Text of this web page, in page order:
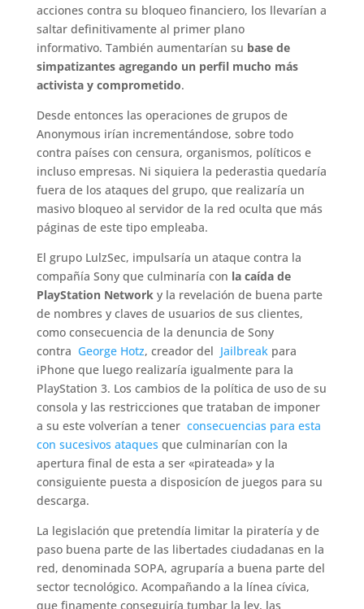
acciones contra su bloqueo financiero, los llevarían a
saltar definitivamente al primer plano
informativo. También aumentarían su base de
simpatizantes agregando un perfil mucho más
activista y comprometido.
Desde entonces las operaciones de grupos de
Anonymous irían incrementándose, sobre todo
contra países con censura, organismos, políticos e
incluso empresas. Ni siquiera la pederastia quedaría
fuera de los ataques del grupo, que realizaría un
masivo bloqueo al servidor de la red oculta que más
páginas de este tipo empleaba.
El grupo LulzSec, impulsaría un ataque contra la
compañía Sony que culminaría con la caída de
PlayStation Network y la revelación de buena parte
de nombres y claves de usuarios de sus clientes,
como consecuencia de la denuncia de Sony
contra George Hotz, creador del Jailbreak para
iPhone que luego realizaría igualmente para la
PlayStation 3. Los cambios de la política de uso de su
consola y las restricciones que trataban de imponer
a su este volverían a tener consecuencias para esta
con sucesivos ataques que culminarían con la
apertura final de esta a ser «pirateada» y la
consiguiente puesta a disposicíon de juegos para su
descarga.
La legislación que pretendía limitar la piratería y de
paso buena parte de las libertades ciudadanas en la
red, denominada SOPA, agruparía a buena parte del
sector tecnológico. Acompañando a la línea cívica,
que finamente conseguiría tumbar la ley, las